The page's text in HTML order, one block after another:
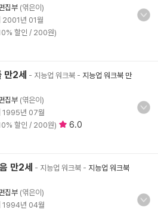
집부 (엮은이)
2001년 01월
할인 / 200원)
만2세 - 지능업 워크북 - 지능업 워크북 만
집부 (엮은이)
1995년 07월
할인 / 200원)
6.0
만2세 - 지능업 워크북 - 지능업 워크북
집부 (엮은이)
1994년 04월